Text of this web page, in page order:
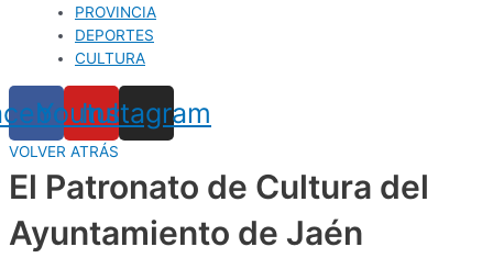
PROVINCIA
DEPORTES
CULTURA
Youtube
Instagram
VOLVER ATRÁS
El Patronato de Cultura del
Ayuntamiento de Jaén